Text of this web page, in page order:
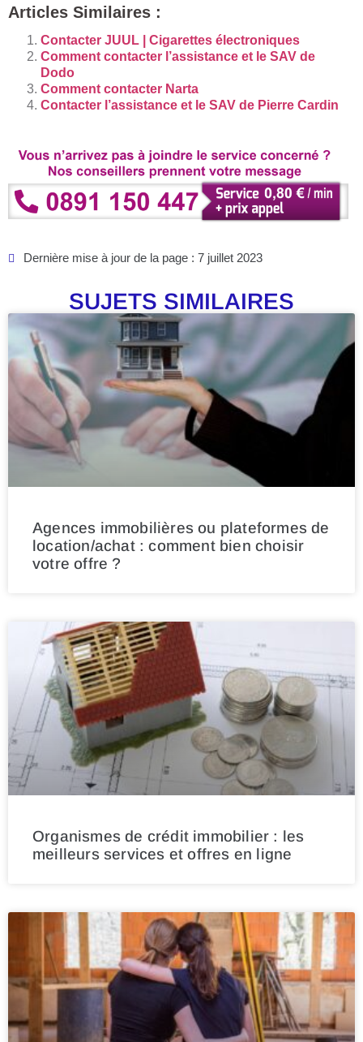
Articles Similaires :
Contacter JUUL | Cigarettes électroniques
Comment contacter l’assistance et le SAV de
Dodo
Comment contacter Narta
Contacter l’assistance et le SAV de Pierre Cardin
Dernière mise à jour de la page : 7 juillet 2023
SUJETS SIMILAIRES
Agences immobilières ou plateformes de
location/achat : comment bien choisir
votre offre ?
Organismes de crédit immobilier : les
meilleurs services et offres en ligne